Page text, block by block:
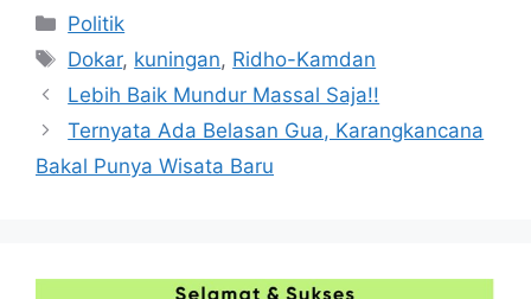
Kategori
Politik
Tag
Dokar, kuningan, Ridho-Kamdan
Lebih Baik Mundur Massal Saja!!
Ternyata Ada Belasan Gua, Karangkancana
Bakal Punya Wisata Baru